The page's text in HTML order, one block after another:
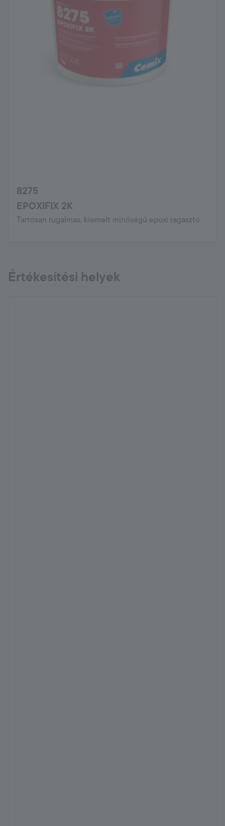
8275
EPOXIFIX 2K
Tartósan rugalmas, kiemelt minőségű epoxi ragasztó
Értékesítési helyek